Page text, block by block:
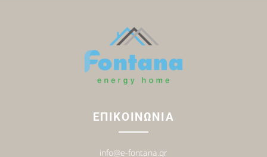
ΕΠΙΚΟΙΝΩΝΙΑ
info@e-fontana.gr